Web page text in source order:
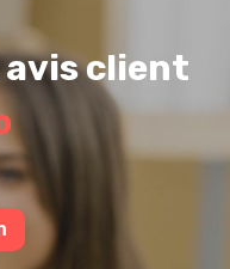
avis client